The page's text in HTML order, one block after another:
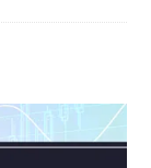
サー
覧
典